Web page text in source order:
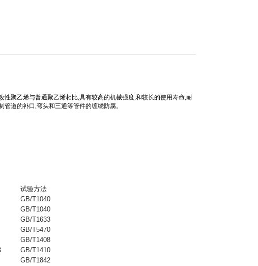
聚乙烯与普通聚乙烯相比,具有较高的机械强度,和较长的使用寿命,耐
道的补口,弯头和三通等管件的缠绕防腐。
试验方法
GB/T1040
GB/T1040
GB/T1633
GB/T5470
GB/T1408
GB/T1410
GB/T1842